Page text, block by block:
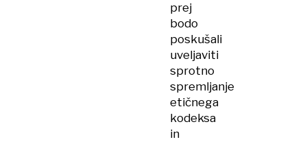
prej
bodo
poskušali
uveljaviti
sprotno
spremljanje
etičnega
kodeksa
in